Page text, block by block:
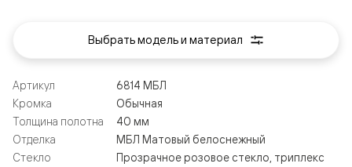
Артикул
6814 МБЛ
Кромка
Обычная
Толщина полотна
40 мм
Отделка
МБЛ Матовый белоснежный
Стекло
Прозрачное розовое стекло, триплекс
Выбрать модель и материал